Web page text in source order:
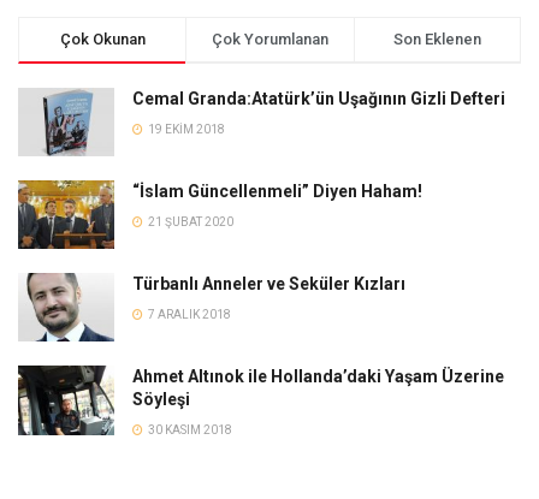
Çok Okunan Çok Yorumlanan Son Eklenen
Cemal Granda:Atatürk’ün Uşağının Gizli Defteri
19 EKIM 2018
“İslam Güncellenmeli” Diyen Haham!
21 ŞUBAT 2020
Türbanlı Anneler ve Seküler Kızları
7 ARALIK 2018
Ahmet Altınok ile Hollanda’daki Yaşam Üzerine
Söyleşi
30 KASIM 2018